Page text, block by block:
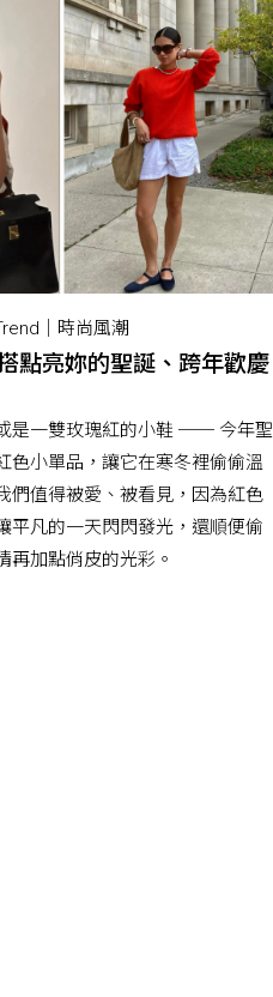
｜時尚風潮
點亮妳的聖誕、跨年歡慶
是一雙玫瑰紅的小鞋 ── 今年聖
色小單品，讓它在寒冬裡偷偷溫
們值得被愛、被看見，因為紅色
平凡的一天閃閃發光，還順便偷
再加點俏皮的光彩。